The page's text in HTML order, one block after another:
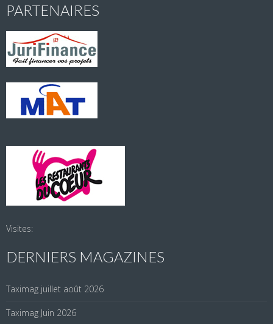
PARTENAIRES
Visites:
DERNIERS MAGAZINES
Taximag juillet août 2026
Taximag Juin 2026